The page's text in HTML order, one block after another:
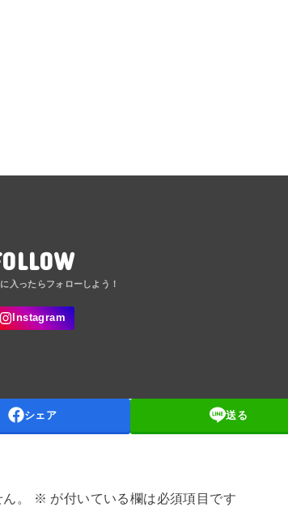
シェア 送る
。 ※ が付いている欄は必須項目です